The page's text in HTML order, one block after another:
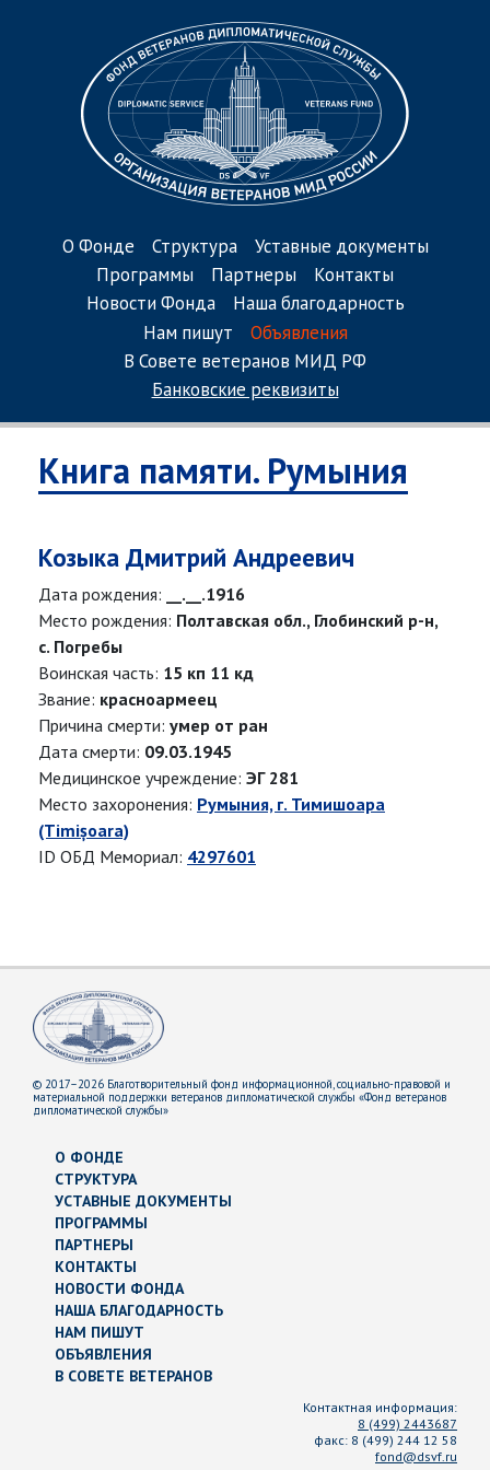
О Фонде Структура
Уставные документы
Программы
Партнеры
Контакты
Новости Фонда
Наша благодарность
Нам пишут
Объявления
В Совете ветеранов МИД РФ
Банковские реквизиты
Книга памяти. Румыния
Козыка Дмитрий Андреевич
Дата рождения:
__.__.1916
Место рождения: Полтавская обл., Глобинский р-н,
с. Погребы
Воинская часть: 15 кп 11 кд
Звание: красноармеец
Причина смерти: умер от ран
Дата смерти: 09.03.1945
Медицинское учреждение: ЭГ 281
Место захоронения: Румыния, г. Тимишоара
(Timișoara)
ID ОБД Мемориал: 4297601
© 2017–2026 Благотворительный фонд информационной, социально-правовой и
материальной поддержки ветеранов дипломатической службы «Фонд ветеранов
дипломатической службы»
О ФОНДЕ
СТРУКТУРА
УСТАВНЫЕ ДОКУМЕНТЫ
ПРОГРАММЫ
ПАРТНЕРЫ
КОНТАКТЫ
НОВОСТИ ФОНДА
НАША БЛАГОДАРНОСТЬ
НАМ ПИШУТ
ОБЪЯВЛЕНИЯ
В СОВЕТЕ ВЕТЕРАНОВ
Контактная информация:
8 (499) 2443687
факс: 8 (499) 244 12 58
fond@dsvf.ru